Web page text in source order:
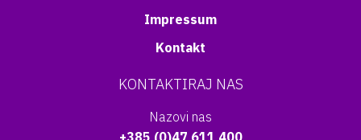
Impressum
Kontakt
KONTAKTIRAJ NAS
Nazovi nas
+385 (0)47 611 400